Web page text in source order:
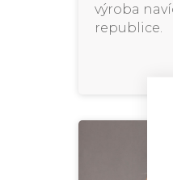
výroba
republice.